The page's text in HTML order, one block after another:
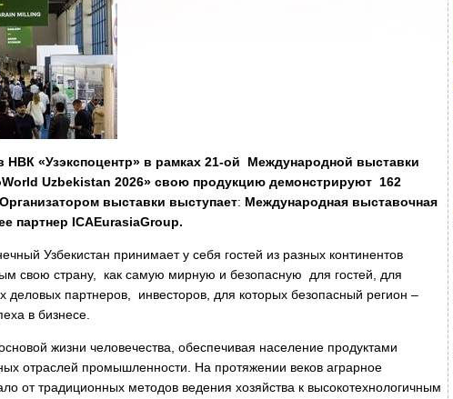
НВК «Узэкспоцентр» в рамках 21-ой Международной выставки
Uzbekistan 2026» свою продукцию демонстрируют 162
выставки выступает: Международная выставочная
партнер ICAEurasiaGroup.
Узбекистан принимает у себя гостей из разных континентов
свою страну, как самую мирную и безопасную для гостей, для
партнеров, инвесторов, для которых безопасный регион –
в бизнесе.
жизни человечества, обеспечивая население продуктами
отраслей промышленности. На протяжении веков аграрное
от традиционных методов ведения хозяйства к высокотехнологичным